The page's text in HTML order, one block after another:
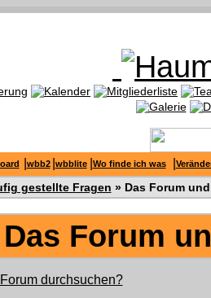
wbb2 wbblite Wo finde ich was
gestellte Fragen » Das Forum
Das Forum
durchsuchen?